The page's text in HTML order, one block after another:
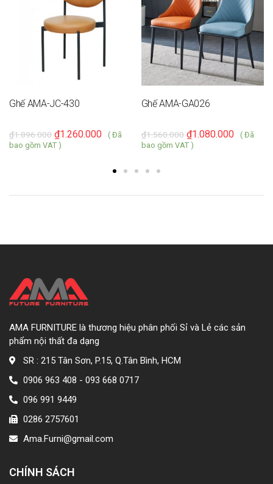
Ghế AMA-JC-430
1.896.000
₫ 1.260.000
₫
( Đã
bao gồm VAT )
Ghế AMA-GA026
1.560.000
₫ 1.080.000
₫
( Đã
bao gồm VAT )
AMA FURNITURE là thương hiệu phân phối Sỉ và Lẻ các sản
phẩm nội thất đa dạng
SR : 215 Tân Sơn, P.15, Q.Tân Bình, HCM
0906 963 408 - 093 668 0717
096 991 9449
0286 2757601
Ama.Furni@gmail.com
CHÍNH SÁCH